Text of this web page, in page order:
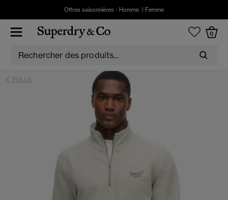
Offres saisonnières - Homme Femme
0
PULLS